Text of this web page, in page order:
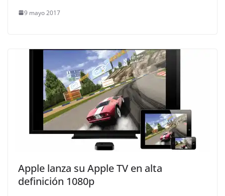
9 mayo 2017
Apple lanza su Apple TV en alta
definición 1080p